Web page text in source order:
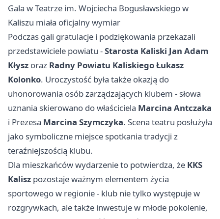
Gala w Teatrze im. Wojciecha Bogusławskiego w
Kaliszu miała oficjalny wymiar
Podczas gali gratulacje i podziękowania przekazali
przedstawiciele powiatu -Starosta Kaliski Jan Adam
Kłysz oraz Radny Powiatu Kaliskiego Łukasz
Kolonko. Uroczystość była także okazją do
uhonorowania osób zarządzających klubem - słowa
uznania skierowano do właściciela Marcina Antczaka
i Prezesa Marcina Szymczyka. Scena teatru posłużyła
jako symboliczne miejsce spotkania tradycji z
teraźniejszością klubu.
Dla mieszkańców wydarzenie to potwierdza, że KKS
Kalisz pozostaje ważnym elementem życia
sportowego w regionie - klub nie tylko występuje w
rozgrywkach, ale także inwestuje w młode pokolenie,